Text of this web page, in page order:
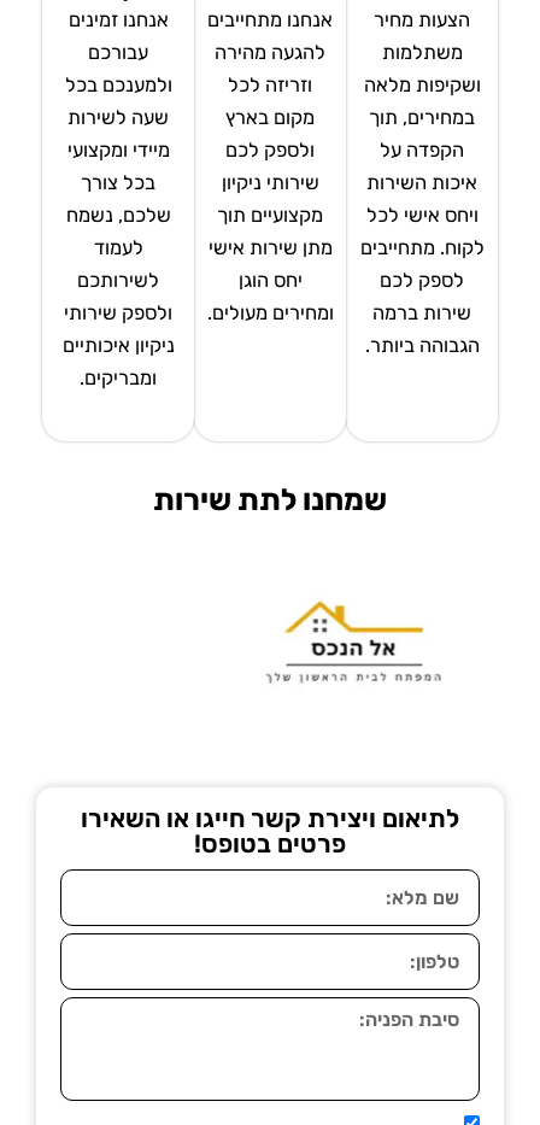
הצעות מחיר
משתלמות
ושקיפות מלאה
במחירים, תוך
הקפדה על
איכות השירות
ויחס אישי לכל
לקוח. מתחייבים
לספק לכם
שירות ברמה
הגבוהה ביותר.
אנחנו מתחייבים
להגעה מהירה
וזריזה לכל
מקום בארץ
ולספק לכם
שירותי ניקיון
מקצועיים תוך
מתן שירות אישי
יחס הוגן
ומחירים מעולים.
אנחנו זמינים
עבורכם
ולמענכם בכל
שעה לשירות
מיידי ומקצועי
בכל צורך
שלכם, נשמח
לעמוד
לשירותכם
ולספק שירותי
ניקיון איכותיים
ומבריקים.
שמחנו לתת שירות
לתיאום ויצירת קשר חייגו או השאירו
פרטים בטופס!